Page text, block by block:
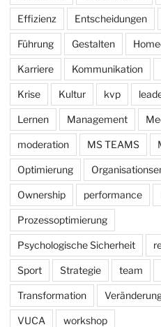
Effizienz Entscheidungen
Führung Gestalten
Karriere Kommunikation
Krise Kultur kvp
Lernen Management
moderation MS TEAMS
Optimierung
Ownership performance
Prozessoptimierung
Psychologische Sicherheit
Sport Strategie team
Transformation
VUCA workshop